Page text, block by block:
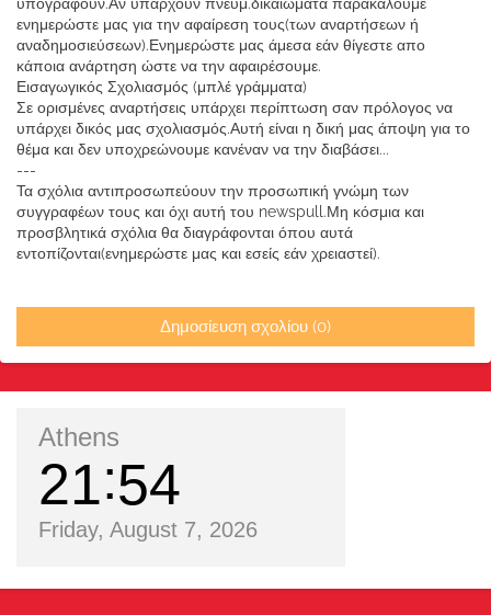
ενημερώστε μας για την αφαίρεση τους(των αναρτήσεων ή
αναδημοσιεύσεων).Ενημερώστε μας άμεσα εάν θίγεστε απο
κάποια ανάρτηση ώστε να την αφαιρέσουμε.
Εισαγωγικός Σχολιασμός (μπλέ γράμματα)
Σε ορισμένες αναρτήσεις υπάρχει περίπτωση σαν πρόλογος να
υπάρχει δικός μας σχολιασμός.Αυτή είναι η δική μας άποψη για το
θέμα και δεν υποχρεώνουμε κανέναν να την διαβάσει...
---
Τα σχόλια αντιπροσωπεύουν την προσωπική γνώμη των
συγγραφέων τους και όχι αυτή του newspull.Μη κόσμια και
προσβλητικά σχόλια θα διαγράφονται όπου αυτά
εντοπίζονται(ενημερώστε μας και εσείς εάν χρειαστεί).
Δημοσίευση σχολίου (0)
Athens
21 54
Friday, August 7, 2026